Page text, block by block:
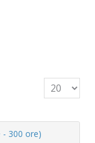
Visualizza
- 300 ore)